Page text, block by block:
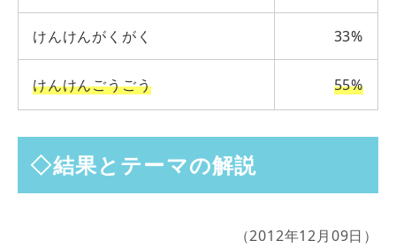
けんけんがくがく 33%
けんけんごうごう 55%
◇結果とテーマの解説
（2012年12月09日）